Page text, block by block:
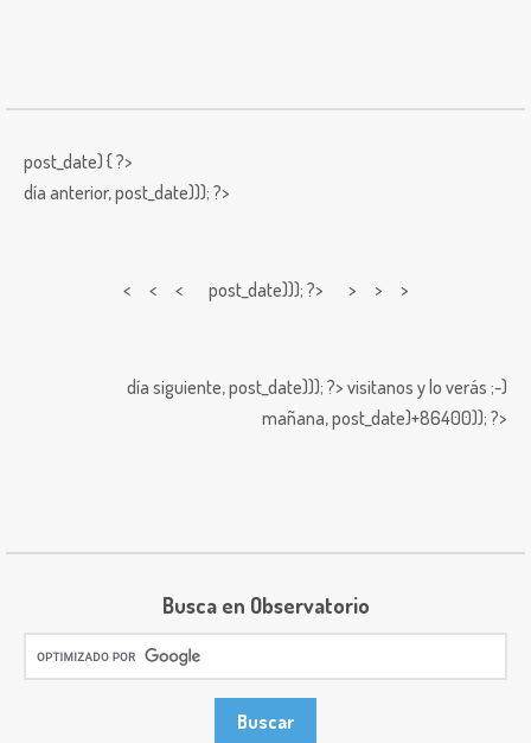
post_date) { ?>
día anterior,post_date))); ?>
< < < post_date))); ?> > > >
día siguiente,post_date))); ?> visitanos y lo verás ;-)
mañana,post_date)+86400)); ?>
Busca en Observatorio